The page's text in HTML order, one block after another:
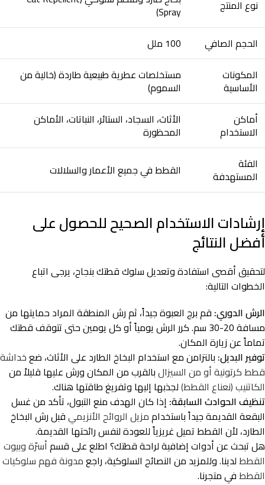
نوع المنتج
Spray)
الحجم الصافي
100 ملل
المكونات
الأساسية
مستخلصات عطرية طبيعية طاردة (خالية من
السموم)
أماكن
الاستخدام
الأثاث، السجاد، الستائر، النباتات، الأماكن
المحظورة
الفئة
المستهدفة القطط في جميع الأعمار والسلالات
إرشادات الاستخدام الصحيح للحصول على
أفضل النتائج
لتحقيق أقصى استفادة وتعديل سلوك قطتك بنجاح، يرجى اتباع
الخطوات التالية:
الرش الدوري: قم برج العبوة جيداً، ثم رش المنطقة المراد حمايتها من
مسافة 20-30 سم. كرر الرش يومياً أو كل يومين حتى تتوقف قطتك
تماماً عن زيارة المكان.
توفير البديل: بالتزامن مع استخدام البخاخ الطارد على الأثاث، ضعخداشة
قطط كرتونية أو من السيزالبالقرب من المكان ورش عليها قليلاً من
الكاتنيب (نعناع القطط)لجذبها إليها وتفريغ طاقتها هناك.
تنظيف الحوادث السابقة: إذا كان الهدف منع التبول، تأكد من غسل
البقعة القديمة جيداً باستخداممزيل الروائح الأنزيميقبل رش البخاخ
الطارد، لأن القطط تميل غريزياً للعودة لنفس رائحتها القديمة.
هل تبحث عن أدوات إضافية لراحة قطتك؟ اطلع على قسمأسرّة وبيوت
القططلدينا. وللمزيد من النصائح السلوكية، راجعمدونة فهم سلوكيات
القططفي متجرنا.